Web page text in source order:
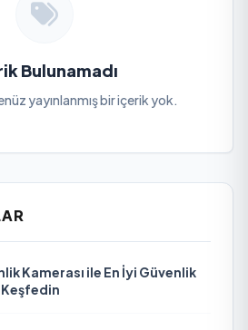
Bulunamadı
yayınlanmış bir içerik yok.
Kamerası ile En İyi Güvenlik
Keşfedin